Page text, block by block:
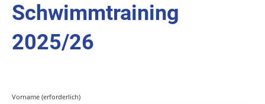
Schwimmtraining
2025/26
Vorname (erforderlich)